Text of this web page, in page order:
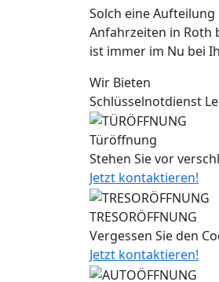
Solch eine
Anfahrzeiten in Roth
ist immer im Nu bei
Wir Bieten
Schlüsselnotdienst
Türöffnung
Stehen Sie vor
Jetzt kontaktieren!
TRESORÖFFNUNG
Vergessen Sie den
Jetzt kontaktieren!